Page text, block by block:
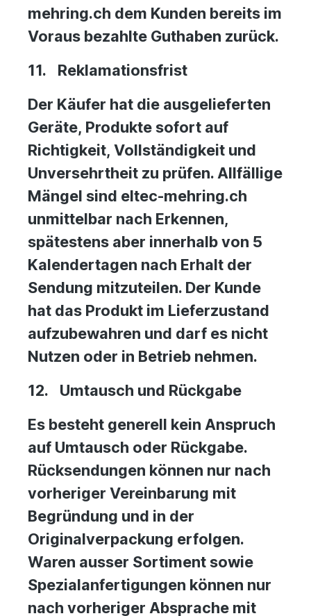
mehring.ch dem Kunden bereits im
Voraus bezahlte Guthaben zurück.
11.
Reklamationsfrist
Der Käufer hat die ausgelieferten
Geräte, Produkte sofort auf
Richtigkeit, Vollständigkeit und
Unversehrtheit zu prüfen. Allfällige
Mängel sind eltec-mehring.ch
unmittelbar nach Erkennen,
spätestens aber innerhalb von 5
Kalendertagen nach Erhalt der
Sendung mitzuteilen. Der Kunde
hat das Produkt im Lieferzustand
aufzubewahren und darf es nicht
Nutzen oder in Betrieb nehmen.
12.
Umtausch und Rückgabe
Es besteht generell kein Anspruch
auf Umtausch oder Rückgabe.
Rücksendungen können nur nach
vorheriger Vereinbarung mit
Begründung und in der
Originalverpackung erfolgen.
Waren ausser Sortiment sowie
Spezialanfertigungen können nur
nach vorheriger Absprache mit